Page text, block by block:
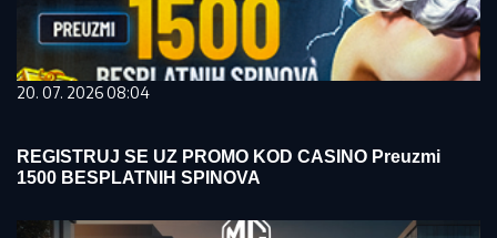
20. 07. 2026 08:04
REGISTRUJ SE UZ PROMO KOD CASINO Preuzmi
1500 BESPLATNIH SPINOVA